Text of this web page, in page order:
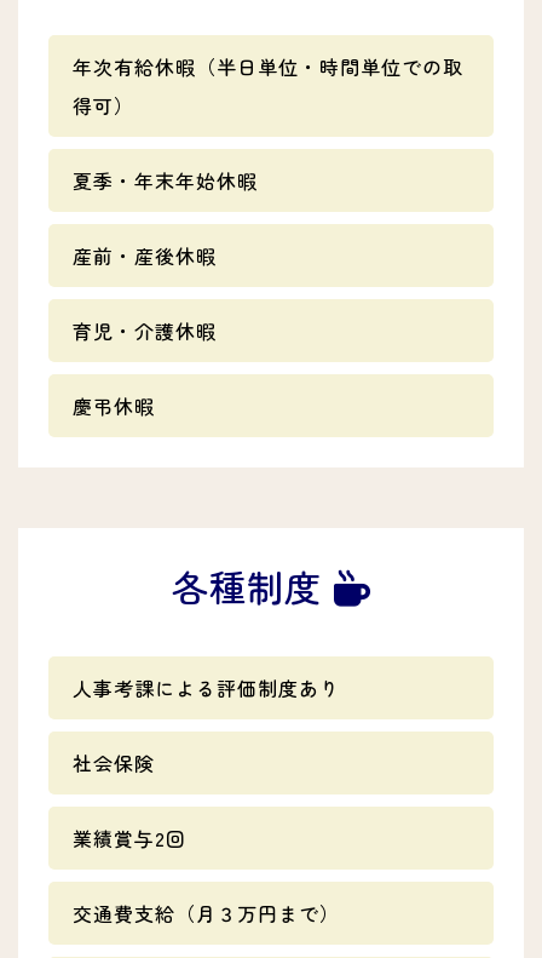
年次有給休暇（半日単位・時間単位での取
得可）
夏季・年末年始休暇
産前・産後休暇
育児・介護休暇
慶弔休暇
各種制度
人事考課による評価制度あり
社会保険
業績賞与2回
交通費支給（月３万円まで）